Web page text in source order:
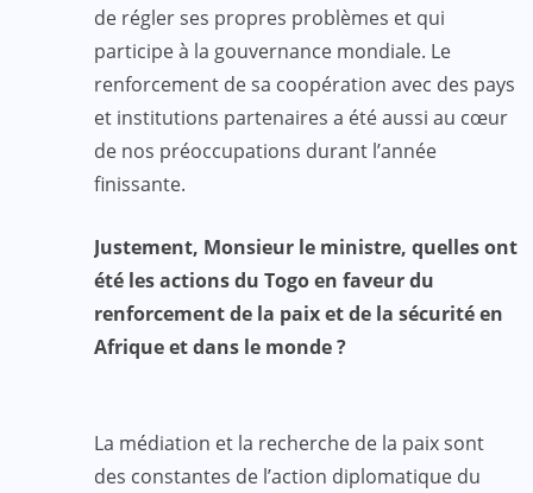
de régler ses propres problèmes et qui
participe à la gouvernance mondiale. Le
renforcement de sa coopération avec des pays
et institutions partenaires a été aussi au cœur
de nos préoccupations durant l’année
finissante.
Justement, Monsieur le ministre, quelles ont
été les actions du Togo en faveur du
renforcement de la paix et de la sécurité en
Afrique et dans le monde ?
La médiation et la recherche de la paix sont
des constantes de l’action diplomatique du